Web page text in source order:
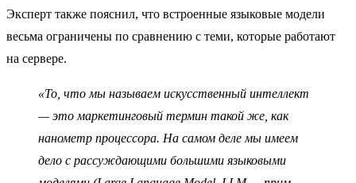
Эксперт также пояснил, что встроенные языковые модели
весьма ограничены по сравнению с теми, которые работают
на сервере.
«То, что мы называем искусственный интеллект
— это маркетинговый термин такой же, как
нанометр процессора. На самом деле мы имеем
дело с рассуждающими большими языковыми